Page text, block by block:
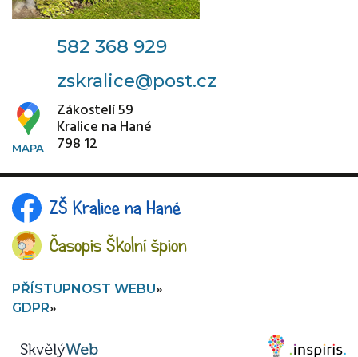
582 368 929
zskralice@post.cz
Zákostelí 59
Kralice na Hané
798 12
ZŠ Kralice na Hané
Časopis Školní špion
PŘÍSTUPNOST WEBU
GDPR